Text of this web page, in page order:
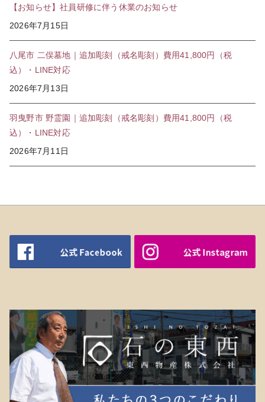
【お知らせ】社員研修に伴う休業のお知らせ
2026年7月15日
八尾市 二俣墓地｜追加彫刻（戒名彫刻）費用41,800円（税
込）・LINE対応
2026年7月13日
羽曳野市 野霊園｜追加彫刻（戒名彫刻）費用41,800円（税
込）・LINE対応
2026年7月11日